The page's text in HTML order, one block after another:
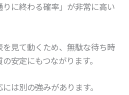
に終わる確率」が非常に高い
見て動くため、無駄な待ち時
安定にもつながります。
は別の強みがあります。